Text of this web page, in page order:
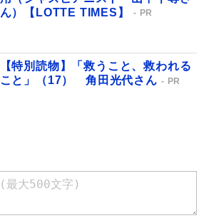
ん）【LOTTE TIMES】
PR
【特別読物】「救うこと、救われる
こと」（17） 角田光代さん
PR